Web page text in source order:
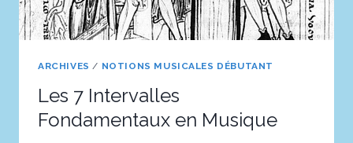
ARCHIVES / NOTIONS MUSICALES DÉBUTANT
Les 7 Intervalles
Fondamentaux en Musique